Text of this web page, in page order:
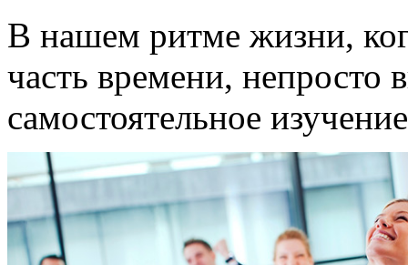
В нашем ритме жизни,
часть времени,
самостоятельное